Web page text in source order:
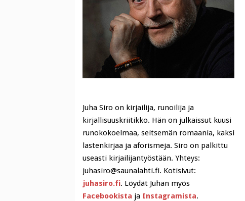
Juha Siro on kirjailija, runoilija ja
kirjallisuuskriitikko. Hän on julkaissut kuusi
runokokoelmaa, seitsemän romaania, kaksi
lastenkirjaa ja aforismeja. Siro on palkittu
useasti kirjailijantyöstään. Yhteys:
juhasiro@saunalahti.fi. Kotisivut:
juhasiro.fi. Löydät Juhan myös
Facebookista ja Instagramista.